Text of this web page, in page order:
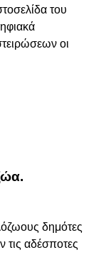
του
οι
δημότες
τις αδέσποτες